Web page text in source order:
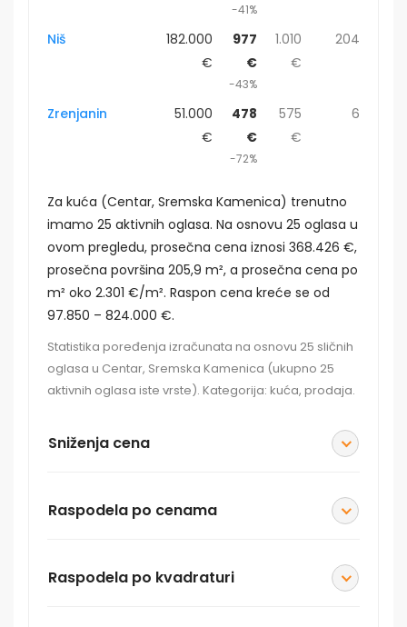
-41%
Niš
182.000
€
977
€
-43%
1.010
€
204
Zrenjanin
51.000
€
478
€
-72%
575
€
6
Za kuća (Centar, Sremska Kamenica) trenutno
imamo 25 aktivnih oglasa. Na osnovu 25 oglasa u
ovom pregledu, prosečna cena iznosi 368.426 €,
prosečna površina 205,9 m², a prosečna cena po
m² oko 2.301 €/m². Raspon cena kreće se od
97.850 – 824.000 €.
Statistika poređenja izračunata na osnovu 25 sličnih
oglasa u Centar, Sremska Kamenica (ukupno 25
aktivnih oglasa iste vrste). Kategorija: kuća, prodaja.
Sniženja cena
Raspodela po cenama
Raspodela po kvadraturi